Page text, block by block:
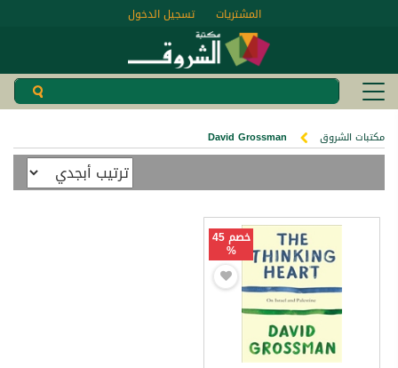
تسجيل الدخول المشتريات
مكتبات الشروق David Grossman
خصم 45
%